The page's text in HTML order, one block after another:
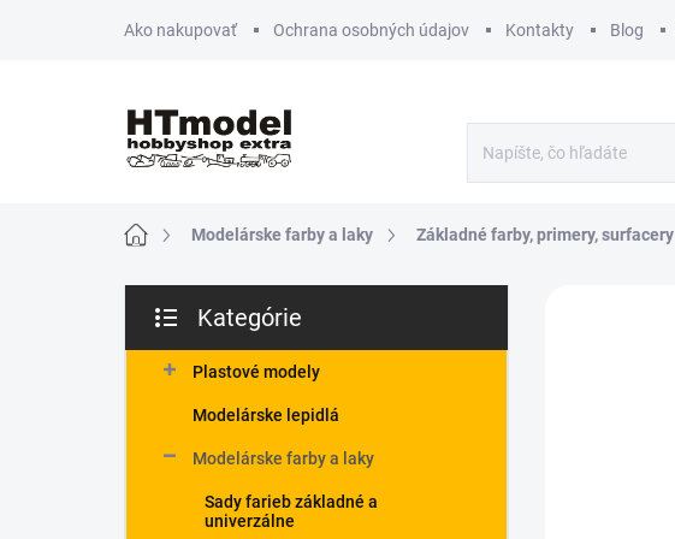
Ako nakupovať Ochrana osobných údajov Kontakty Blog
DomovModelárske farby a laky Základné farby, primery, surfacery
č
kategórie
Kategórie
Plastové modely
Modelárske lepidlá
Modelárske farby a laky
Sady farieb základné a
univerzálne